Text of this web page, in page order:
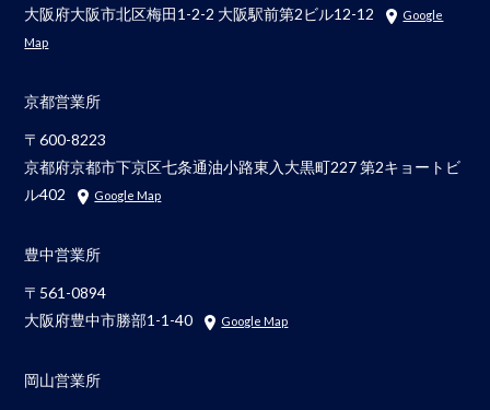
大阪府大阪市北区梅田1-2-2 大阪駅前第2ビル12-12
Google
Map
京都営業所
〒600-8223
京都府京都市下京区七条通油小路東入大黒町227 第2キョートビ
ル402
Google Map
豊中営業所
〒561-0894
大阪府豊中市勝部1-1-40
Google Map
岡山営業所